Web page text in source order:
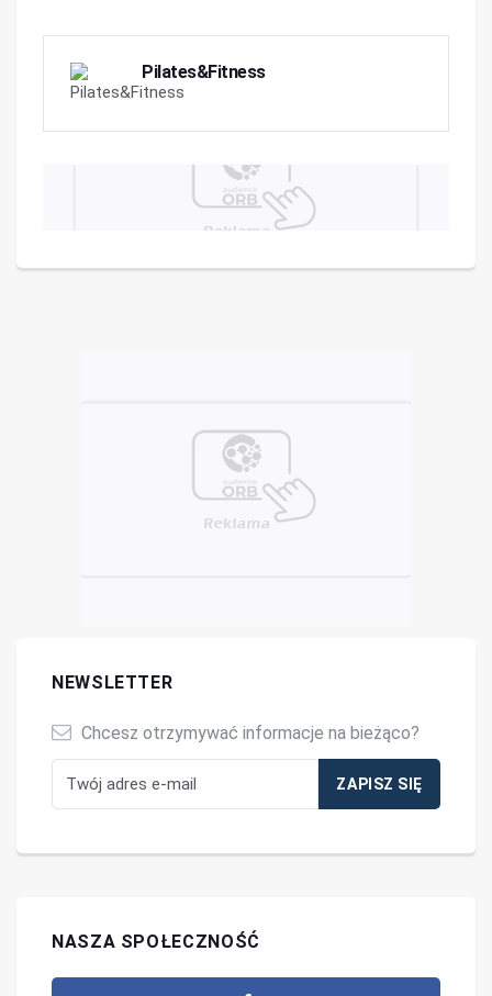
Pilates&Fitness
NEWSLETTER
Chcesz otrzymywać informacje na bieżąco?
NASZA SPOŁECZNOŚĆ